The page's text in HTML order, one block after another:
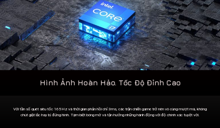
Hình Ảnh Hoàn Hảo. Tốc Độ Đỉnh Cao
Với tần số quét siêu tốc 165Hz và thời gian phản hồi chỉ 3ms, các trận chiến game trở nên vô cùng mượt mà, không
chút giật lắc hay bị đứng hình. Tạm biệt bóng mờ và tận hưởng những hành động với độ chính xác tuyệt vời.